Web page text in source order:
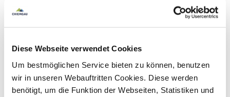
Diese Webseite verwendet Cookies
Um bestmöglichen Service bieten zu können, benutzen
wir in unseren Webauftritten Cookies. Diese werden
benötigt, um die Funktion der Webseiten, Statistiken und